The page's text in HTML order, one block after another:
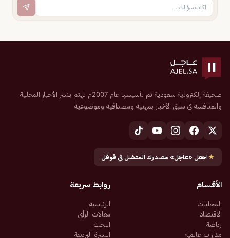
صحيفة إلكترونية سعودية تم تأسيسها عام 2007م تهتم بنشر الأخبار المحلية
والمنافسة في سبق الأخبار بمهنية ومصداقية وموضوعية
★اجعل «عاجل» مصدرك المفضل في قوقل
الأقسام
المحليات
الاقتصاد
رياضة
مدارات عالمية
روابط سريعة
الرئيسية
مقالات الرأي
البحث
النشرة البريدية